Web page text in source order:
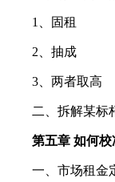
1、固租
2、抽成
3、两者取高
二、拆解某标
第五章 如何校
一、市场租金